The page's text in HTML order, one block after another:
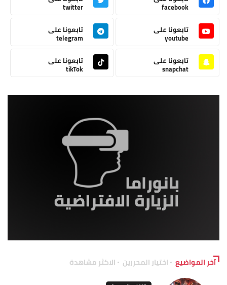
facebook
twitter
تابعونا على
youtube
تابعونا على
telegram
تابعونا على
snapchat
تابعونا على
tikTok
آخر المواضيع اختيار المحررين الاكثر مشاهدة